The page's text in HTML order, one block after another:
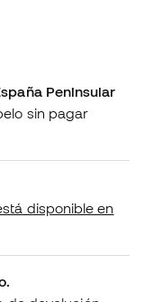
Peninsular
sin pagar
disponible en